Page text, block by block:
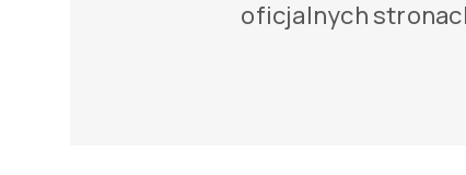
oficjalnych